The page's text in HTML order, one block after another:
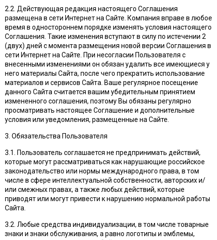
2.2. Действующая редакция настоящего Соглашения
размещена в сети Интернет на Сайте. Компания вправе в любое
время в одностороннем порядке изменять условия настоящего
Соглашения. Такие изменения вступают в силу по истечении 2
(двух) дней с момента размещения новой версии Соглашения в
сети Интернет на Сайте. При несогласии Пользователя с
внесенными изменениями он обязан удалить все имеющиеся у
него материалы Сайта, после чего прекратить использование
материалов и сервисов Сайта. Ваше регулярное посещение
данного Сайта считается вашим убедительным принятием
измененного соглашения, поэтому Вы обязаны регулярно
просматривать настоящее Соглашение и дополнительные
условия или уведомления, размещенные на Сайте.
3. Обязательства Пользователя
3.1. Пользователь соглашается не предпринимать действий,
которые могут рассматриваться как нарушающие российское
законодательство или нормы международного права, в том
числе в сфере интеллектуальной собственности, авторских и/
или смежных правах, а также любых действий, которые
приводят или могут привести к нарушению нормальной работы
Сайта.
3.2. Любые средства индивидуализации, в том числе товарные
знаки и знаки обслуживания, а равно логотипы и эмблемы,